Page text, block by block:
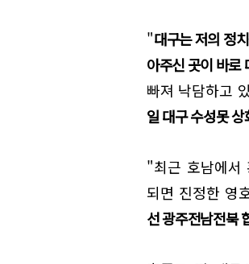
"대구는 저의 정
아주신 곳이 바로
빠져 낙담하고
일 대구 수성못 상
"최근 호남에서
되면 진정한 영
선 광주전남전북